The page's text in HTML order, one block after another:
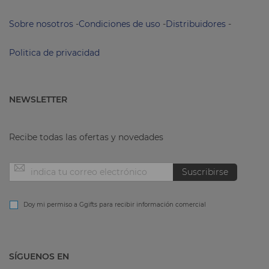
Sobre nosotros -Condiciones de uso -Distribuidores -
Politica de privacidad
NEWSLETTER
Recibe todas las ofertas y novedades
Inscríbase
a
boletín
Suscribirse
Doy mi permiso a Ggifts para recibir información comercial
SÍGUENOS EN